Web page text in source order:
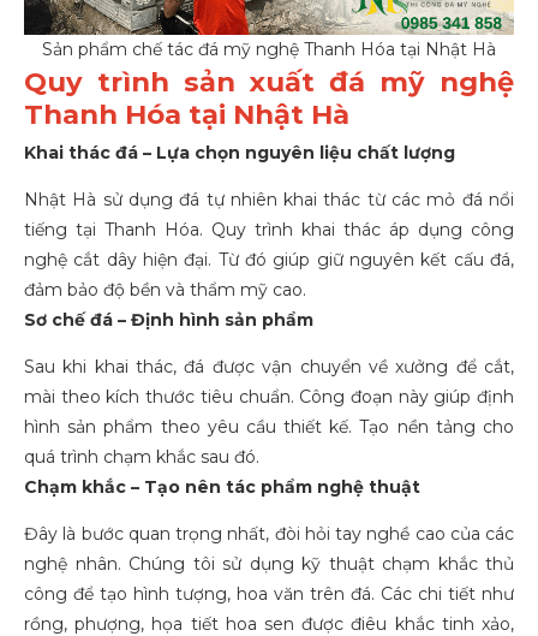
Sản phẩm chế tác đá mỹ nghệ Thanh Hóa tại Nhật Hà
Quy trình sản xuất đá mỹ nghệ
Thanh Hóa tại Nhật Hà
Khai thác đá – Lựa chọn nguyên liệu chất lượng
Nhật Hà sử dụng đá tự nhiên khai thác từ các mỏ đá nổi
tiếng tại Thanh Hóa. Quy trình khai thác áp dụng công
nghệ cắt dây hiện đại. Từ đó giúp giữ nguyên kết cấu đá,
đảm bảo độ bền và thẩm mỹ cao.
Sơ chế đá – Định hình sản phẩm
Sau khi khai thác, đá được vận chuyển về xưởng để cắt,
mài theo kích thước tiêu chuẩn. Công đoạn này giúp định
hình sản phẩm theo yêu cầu thiết kế. Tạo nền tảng cho
quá trình chạm khắc sau đó.
Chạm khắc – Tạo nên tác phẩm nghệ thuật
Đây là bước quan trọng nhất, đòi hỏi tay nghề cao của các
nghệ nhân. Chúng tôi sử dụng kỹ thuật chạm khắc thủ
công để tạo hình tượng, hoa văn trên đá. Các chi tiết như
rồng, phượng, họa tiết hoa sen được điêu khắc tinh xảo,